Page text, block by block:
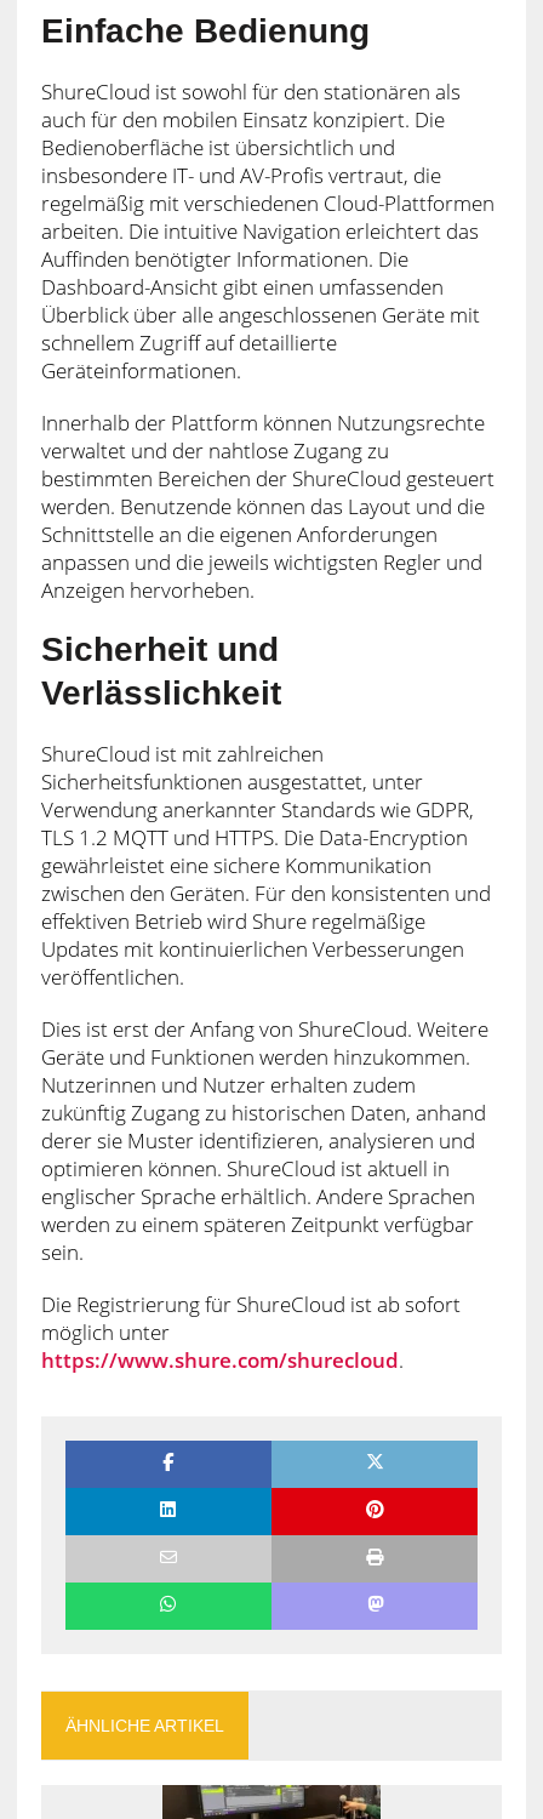
Einfache Bedienung
ShureCloud ist sowohl für den stationären als
auch für den mobilen Einsatz konzipiert. Die
Bedienoberfläche ist übersichtlich und
insbesondere IT- und AV-Profis vertraut, die
regelmäßig mit verschiedenen Cloud-Plattformen
arbeiten. Die intuitive Navigation erleichtert das
Auffinden benötigter Informationen. Die
Dashboard-Ansicht gibt einen umfassenden
Überblick über alle angeschlossenen Geräte mit
schnellem Zugriff auf detaillierte
Geräteinformationen.
Innerhalb der Plattform können Nutzungsrechte
verwaltet und der nahtlose Zugang zu
bestimmten Bereichen der ShureCloud gesteuert
werden. Benutzende können das Layout und die
Schnittstelle an die eigenen Anforderungen
anpassen und die jeweils wichtigsten Regler und
Anzeigen hervorheben.
Sicherheit und
Verlässlichkeit
ShureCloud ist mit zahlreichen
Sicherheitsfunktionen ausgestattet, unter
Verwendung anerkannter Standards wie GDPR,
TLS 1.2 MQTT und HTTPS. Die Data-Encryption
gewährleistet eine sichere Kommunikation
zwischen den Geräten. Für den konsistenten und
effektiven Betrieb wird Shure regelmäßige
Updates mit kontinuierlichen Verbesserungen
veröffentlichen.
Dies ist erst der Anfang von ShureCloud. Weitere
Geräte und Funktionen werden hinzukommen.
Nutzerinnen und Nutzer erhalten zudem
zukünftig Zugang zu historischen Daten, anhand
derer sie Muster identifizieren, analysieren und
optimieren können. ShureCloud ist aktuell in
englischer Sprache erhältlich. Andere Sprachen
werden zu einem späteren Zeitpunkt verfügbar
sein.
Die Registrierung für ShureCloud ist ab sofort
möglich unter
https://www.shure.com/shurecloud.
ÄHNLICHE ARTIKEL